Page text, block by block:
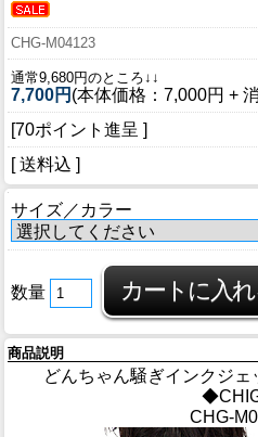
CHG-M04123
通常9,680円のところ↓↓
7,700円 (本体価格：7,000円 +
[70ポイント進呈 ]
[ 送料込 ]
サイズ／カラー
数量
商品説明
どんちゃん騒ぎインクジ
CHG-